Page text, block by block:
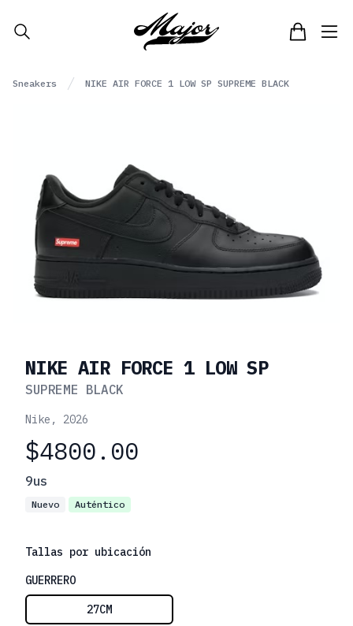
Open menu
Major Carrito
Sneakers NIKE AIR FORCE 1 LOW SP SUPREME BLACK
NIKE AIR FORCE 1 LOW SP
SUPREME BLACK
Nike , 2026
Información de talla
$4800.00
9us
Nuevo Auténtico
Tallas por ubicación
Choose a size
GUERRERO
27CM